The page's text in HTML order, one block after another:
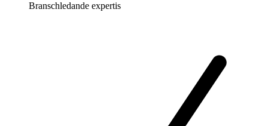
Branschledande expertis